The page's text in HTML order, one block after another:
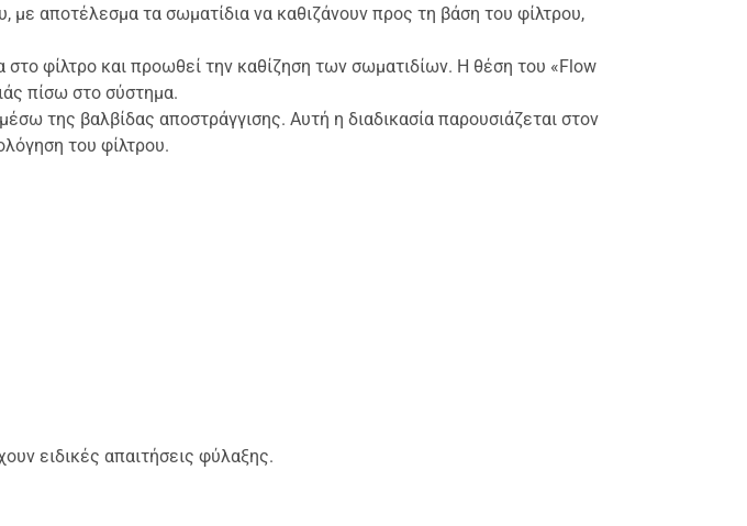
αποτέλεσμα τα σωματίδια να καθιζάνουν προς τη βάση του φίλτρου,
φίλτρο και προωθεί την καθίζηση των σωματιδίων. Η θέση του «Flow
πίσω στο σύστημα.
της βαλβίδας αποστράγγισης. Αυτή η διαδικασία παρουσιάζεται στον
του φίλτρου.
ειδικές απαιτήσεις φύλαξης.